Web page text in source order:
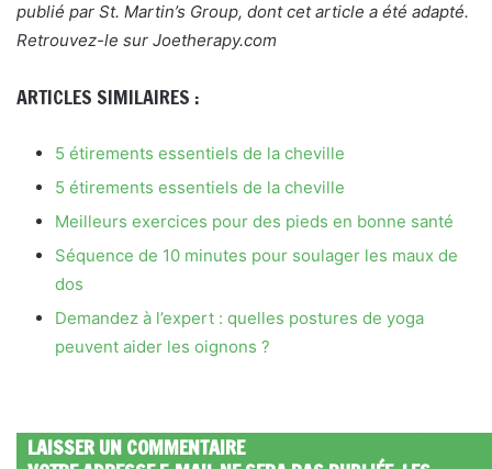
publié par St. Martin’s Group, dont cet article a été adapté.
Retrouvez-le sur Joetherapy.com
ARTICLES SIMILAIRES :
5 étirements essentiels de la cheville
5 étirements essentiels de la cheville
Meilleurs exercices pour des pieds en bonne santé
Séquence de 10 minutes pour soulager les maux de
dos
Demandez à l’expert : quelles postures de yoga
peuvent aider les oignons ?
LAISSER UN COMMENTAIRE